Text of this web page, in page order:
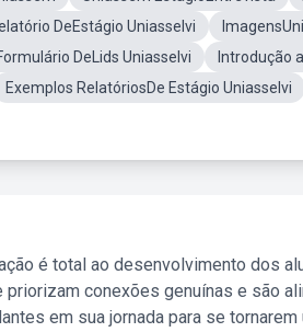
DeEstágio Uniasselvi
DeLids Uniasselvi
Introdução
Exemplos RelatóriosDe Estágio Uniasselvi
é total ao desenvolvimento dos
conexões genuínas e são
em sua jornada para se